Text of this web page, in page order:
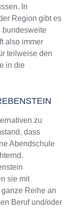
In
Region gibt es
bundesweite
also immer
teilweise den
in die
zu
dass
Abendschule
sie mit
Reihe an
Beruf und/oder